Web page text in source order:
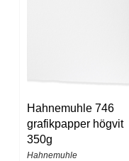
Hahnemuhle 746
grafikpapper högvit
350g
Hahnemuhle